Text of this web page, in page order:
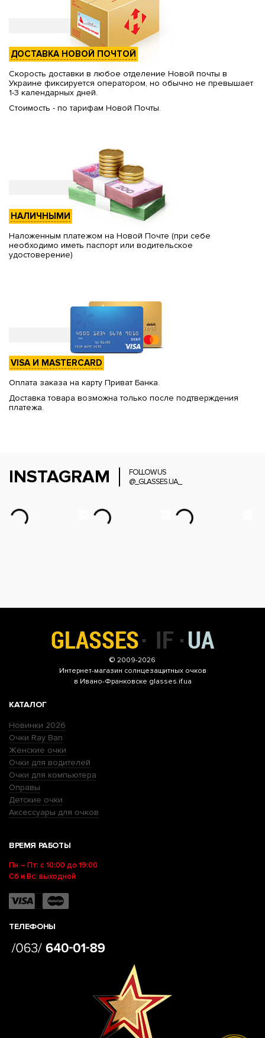
ДОСТАВКА НОВОЙ ПОЧТОЙ
Скорость доставки в любое отделение Новой почты в
Украине фиксируется оператором, но обычно не превышает
1-3 календарных дней.
Стоимость - по тарифам Новой Почты.
НАЛИЧНЫМИ
Наложенным платежом на Новой Почте (при себе
необходимо иметь паспорт или водительское
удостоверение)
VISA И MASTERCARD
Оплата заказа на карту Приват Банка.
Доставка товара возможна только после подтверждения
платежа.
INSTAGRAM
FOLLOW US
@_GLASSES.UA_
© 2009-2026
Интернет-магазин солнцезащитных очков
в Ивано-Франковске glasses.if.ua
КАТАЛОГ
Новинки 2026
Очки Ray Ban
Женские очки
Очки для водителей
Очки для компьютера
Оправы
Детские очки
Аксессуары для очков
ВРЕМЯ РАБОТЫ
Пн – Пт: с 10:00 до 19:00
Сб и Вс: выходной
ТЕЛЕФОНЫ